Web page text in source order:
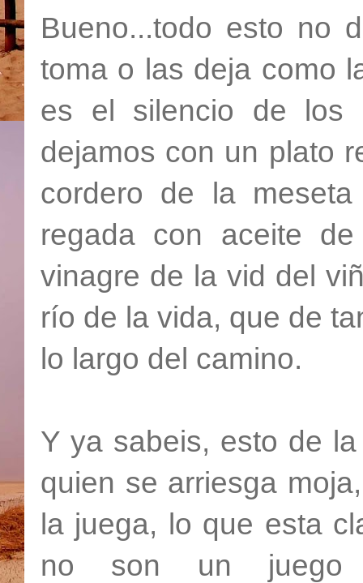
Bueno...todo esto no
toma o las deja como
es el silencio de los
dejamos con un plato
cordero de la
regada con aceite
vinagre de la vid del
río de la vida, que de
lo largo del camino.
Y ya sabeis, esto de
quien se arriesga
la juega, lo que esta
no son un